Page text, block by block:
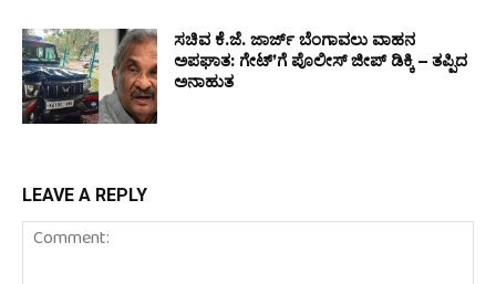
ಸಚಿವ ಕೆ.ಜೆ. ಜಾರ್ಜ್ ಬೆಂಗಾವಲು ವಾಹನ
ಅಪಘಾತ: ಗೇಟ್ʼಗೆ ಪೊಲೀಸ್ ಜೀಪ್ ಡಿಕ್ಕಿ – ತಪ್ಪಿದ
ಅನಾಹುತ
LEAVE A REPLY